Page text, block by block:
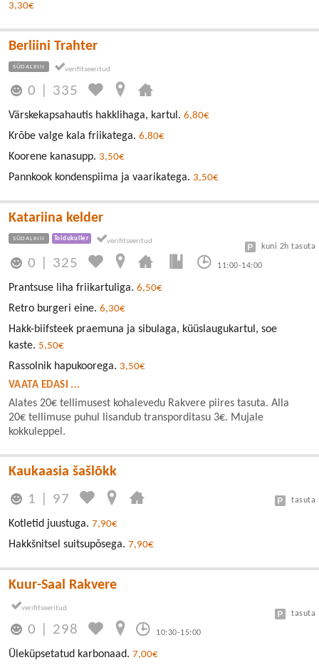
3,30€
Berliini Trahter
SÜDALINN
0 335
Värskekapsahautis hakklihaga, kartul. 6,80€
Krõbe valge kala friikatega. 6,80€
Koorene kanasupp. 3,50€
Pannkook kondenspiima ja vaarikatega. 3,50€
Katariina kelder
SÜDALINN Toidukuller
0 325 11:00-14:00
kuni 2h tasuta
Prantsuse liha friikartuliga. 6,50€
Retro burgeri eine. 6,30€
Hakk-biifsteek praemuna ja sibulaga, küüslaugukartul, soe
kaste. 5,50€
Rassolnik hapukoorega. 3,50€
VAATA EDASI ...
Alates 20€ tellimusest kohalevedu Rakvere piires tasuta. Alla
20€ tellimuse puhul lisandub transporditasu 3€. Mujale
kokkuleppel.
Kaukaasia šašlõkk
1 97 tasuta
Kotletid juustuga. 7,90€
Hakkšnitsel suitsupõsega. 7,90€
Kuur-Saal Rakvere
0 298 10:30-15:00
tasuta
Üleküpsetatud karbonaad. 7,00€